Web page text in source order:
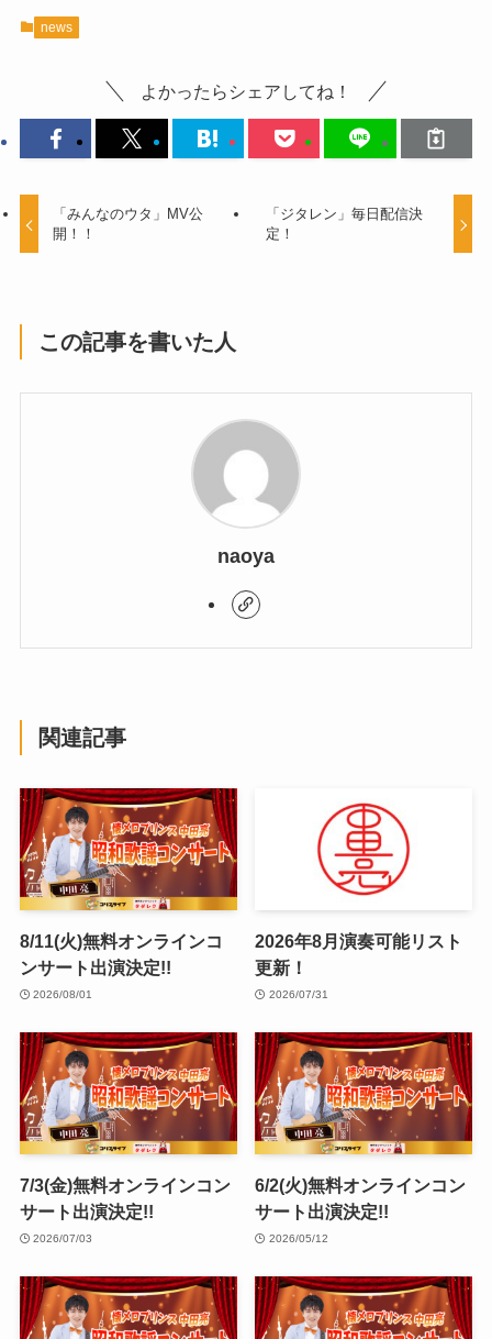
news
よかったらシェアしてね！
「みんなのウタ」MV公
開！！
「ジタレン」毎日配信決
定！
この記事を書いた人
naoya
関連記事
8/11(火)無料オンラインコ
ンサート出演決定!!
2026/08/01
2026年8月演奏可能リスト
更新！
2026/07/31
7/3(金)無料オンラインコン
サート出演決定!!
2026/07/03
6/2(火)無料オンラインコン
サート出演決定!!
2026/05/12